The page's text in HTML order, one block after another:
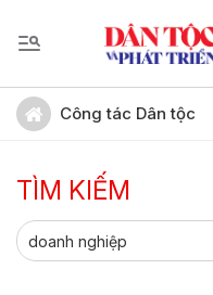
Công tác Dân tộc
TÌM KIẾM